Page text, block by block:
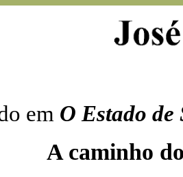
em O Estado de
A caminho